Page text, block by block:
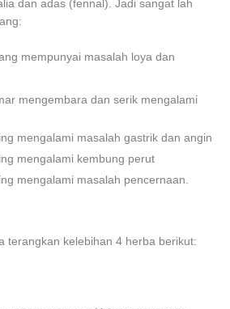
dan adas (fennal). Jadi sangat lah
mempunyai masalah loya dan
mengembara dan serik mengalami
mengalami masalah gastrik dan angin
mengalami kembung perut
mengalami masalah pencernaan.
terangkan kelebihan 4 herba berikut: